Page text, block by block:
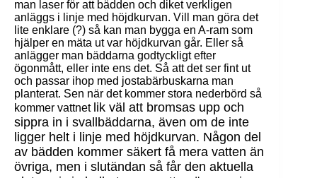
man laser för att bädden och diket verkligen
anläggs i linje med höjdkurvan. Vill man göra det
lite enklare (?) så kan man bygga en A-ram som
hjälper en mäta ut var höjdkurvan går. Eller så
anlägger man bäddarna godtyckligt efter
ögonmått, eller inte ens det. Så att det ser fint ut
och passar ihop med jostabärbuskarna man
planterat. Sen när det kommer stora nederbörd så
kommer vattnet lik väl att bromsas upp och
sippra in i svallbäddarna, även om de inte
ligger helt i linje med höjdkurvan. Någon del
av bädden kommer säkert få mera vatten än
övriga, men i slutändan så får den aktuella